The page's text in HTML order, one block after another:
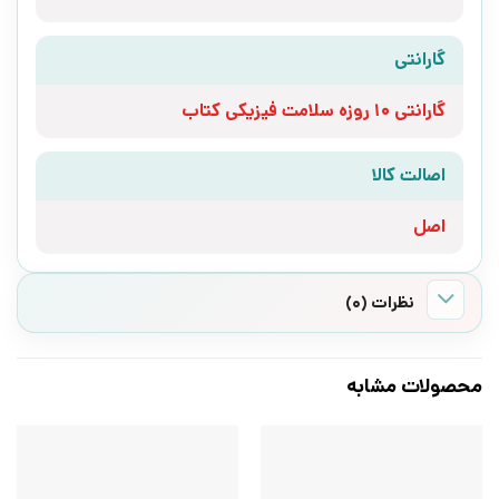
گارانتی
گارانتی 10 روزه سلامت فیزیکی کتاب
اصالت کالا
اصل
نظرات (0)
محصولات مشابه